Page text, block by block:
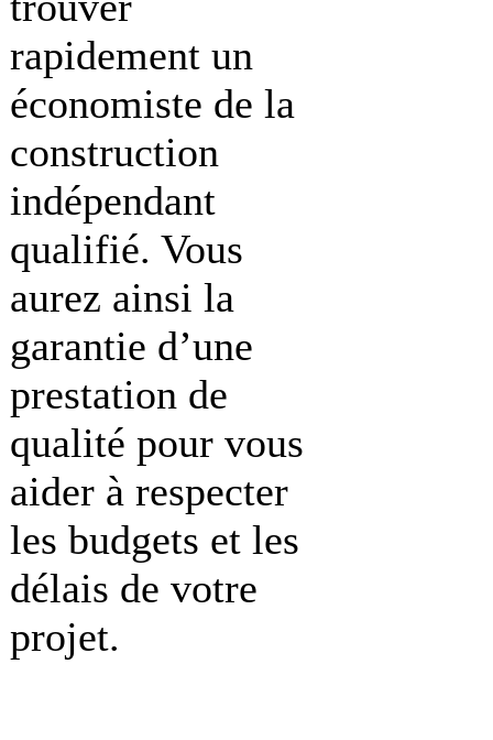
rapidement un
économiste de la
construction
indépendant
qualifié. Vous
aurez ainsi la
garantie d’une
prestation de
qualité pour vous
aider à respecter
les budgets et les
délais de votre
projet.